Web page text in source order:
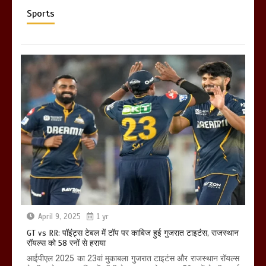
Sports
April 9, 2025 1 yr
GT vs RR: पॉइंट्स टेबल में टॉप पर काबिज हुई गुजरात टाइटंस, राजस्थान
रॉयल्स को 58 रनों से हराया
आईपीएल 2025 का 23वां मुकाबला गुजरात टाइटंस और राजस्थान रॉयल्स